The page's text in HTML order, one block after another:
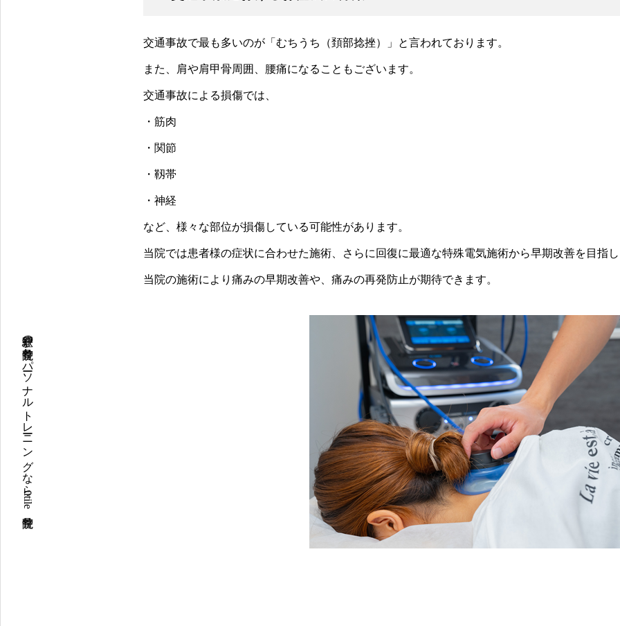
登戸駅の整骨院とパーソナルトレーニングならutile整骨院
交通事故で最も多いのが「むちうち（頚部捻挫）」と言われております。
また、肩や肩甲骨周囲、腰痛になることもございます。
交通事故による損傷では、
・筋肉
・関節
・靱帯
・神経
など、様々な部位が損傷している可能性があります。
当院では患者様の症状に合わせた施術、さらに回復に最適な特殊電気施術から早期改善を目指
当院の施術により痛みの早期改善や、痛みの再発防止が期待できます。